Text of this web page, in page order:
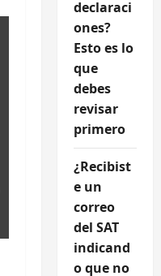
declaraci
ones?
Esto es lo
que
debes
revisar
primero
¿Recibist
e un
correo
del SAT
indicand
o que no